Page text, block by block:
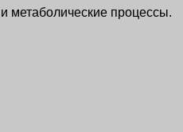
метаболические процессы.